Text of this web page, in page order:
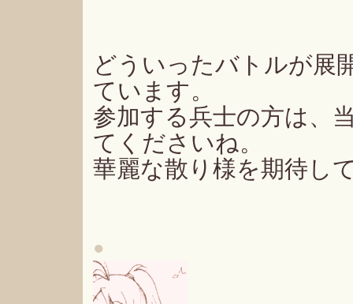
どういったバトルが展
ています。
参加する兵士の方は、
てくださいね。
華麗な散り様を期待し
●